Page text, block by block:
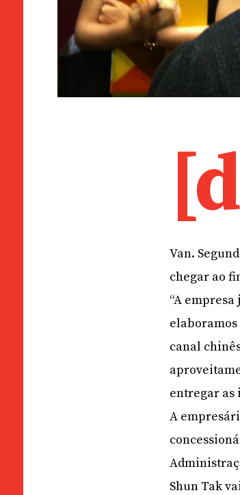
[d
Van.
chegar ao
“A
elaboramos
canal
entregar as
A
Shun Tak